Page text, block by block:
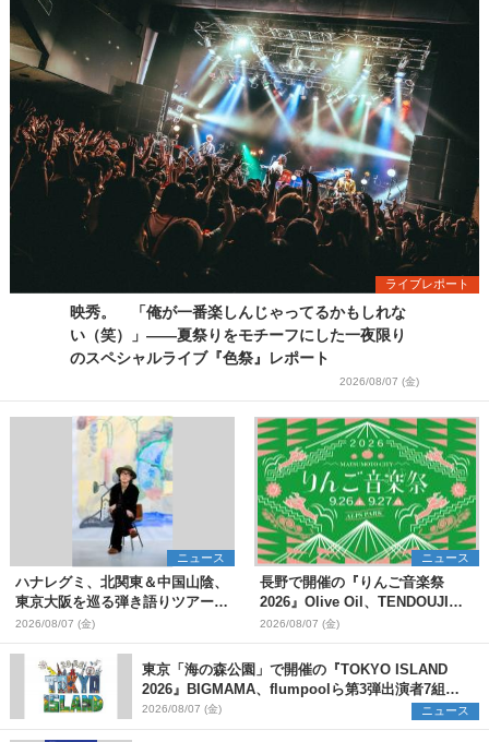
ライブレポート
映秀。 「俺が一番楽しんじゃってるかもしれな
い（笑）」――夏祭りをモチーフにした一夜限り
のスペシャルライブ『色祭』レポート
2026/08/07 (金)
ニュース
ハナレグミ、北関東＆中国山陰、
東京大阪を巡る弾き語りツアー10
月より開催決定
2026/08/07 (金)
ニュース
長野で開催の『りんご音楽祭
2026』Olive Oil、TENDOUJIら
第11弾出演アーティスト（16組）
を発表
2026/08/07 (金)
東京「海の森公園」で開催の『TOKYO ISLAND
2026』BIGMAMA、flumpoolら第3弾出演者7組を
発表 ワークショップ・アート出展者を募集
2026/08/07 (金) ニュース